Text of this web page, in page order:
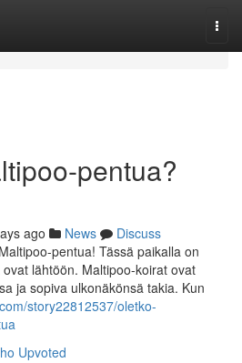
pentua?
ago News
Discuss
pentua! Tässä paikalla on
lähtöön. Maltipoo-koirat ovat
ja sopiva ulkonäkönsä takia. Kun
story22812537/oletko-
Upvoted